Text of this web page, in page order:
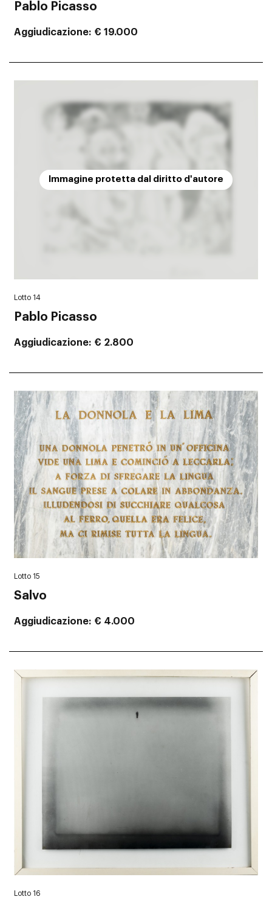
Pablo Picasso
Aggiudicazione € 19.000
Immagine protetta dal diritto d'autore
Lotto 14
Pablo Picasso
Aggiudicazione € 2.800
Lotto 15
Salvo
Aggiudicazione € 4.000
Lotto 16